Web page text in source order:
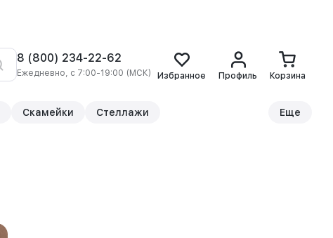
8 (800) 234-22-62
Ежедневно, с 7:00-19:00 (МСК) Избранное Профиль Корзина
Скамейки Стеллажи Еще